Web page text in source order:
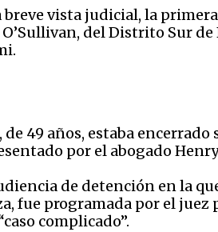
breve vista judicial, la
O’Sullivan, del Distrito Sur
de 49 años, estaba
por el abogado
de detención en la
fue programada por el juez
complicado”.